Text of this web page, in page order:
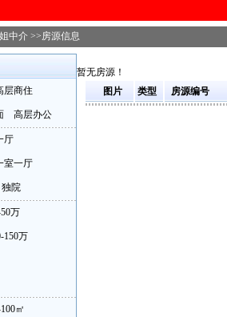
中介 >>房源信息
层商住
高层办公
厅
室一厅
独院
万
150万
㎡
暂无房源！
图片
类型 房源编号